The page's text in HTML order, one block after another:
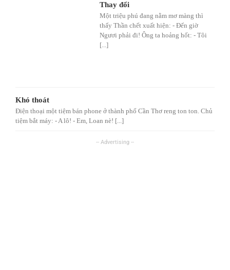
Thay đổi
Một triệu phú đang nằm mơ màng thì
thấy Thần chết xuất hiện: - Đến giờ
Ngươi phải đi! Ông ta hoảng hốt: - Tôi
[...]
Khó thoát
Điện thoại một tiệm bán phone ở thành phố Cần Thơ reng ton ton. Chủ
tiệm bắt máy: - A lô! - Em, Loan nè! [...]